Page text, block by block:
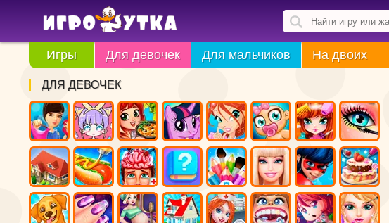
Игры Для девочек Для мальчиков На двоих
ДЛЯ ДЕВОЧЕК